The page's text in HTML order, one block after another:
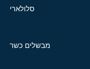
סלולארי
מבשלים כשר